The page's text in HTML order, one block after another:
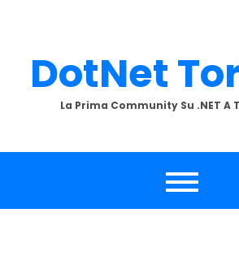
DotNet
La Prima Community Su .NET A